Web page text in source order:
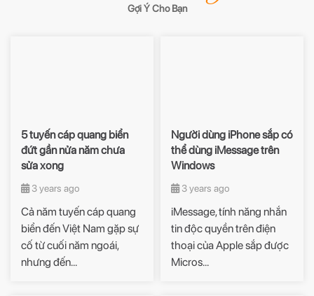
Gợi Ý Cho Bạn
5 tuyến cáp quang biển
đứt gần nửa năm chưa
sửa xong
3 years ago
Cả năm tuyến cáp quang
biển đến Việt Nam gặp sự
cố từ cuối năm ngoái,
nhưng đến...
Người dùng iPhone sắp có
thể dùng iMessage trên
Windows
3 years ago
iMessage, tính năng nhắn
tin độc quyền trên điện
thoại của Apple sắp được
Micros...